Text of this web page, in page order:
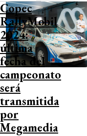
Copec
RallyMobil
2024:
última
fecha del
campeonato
será
transmitida
por
Megamedia